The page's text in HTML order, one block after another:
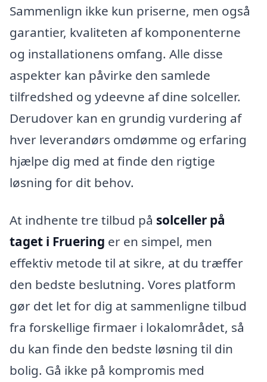
Sammenlign ikke kun priserne, men også
garantier, kvaliteten af komponenterne
og installationens omfang. Alle disse
aspekter kan påvirke den samlede
tilfredshed og ydeevne af dine solceller.
Derudover kan en grundig vurdering af
hver leverandørs omdømme og erfaring
hjælpe dig med at finde den rigtige
løsning for dit behov.
At indhente tre tilbud på solceller på
taget i Fruering er en simpel, men
effektiv metode til at sikre, at du træffer
den bedste beslutning. Vores platform
gør det let for dig at sammenligne tilbud
fra forskellige firmaer i lokalområdet, så
du kan finde den bedste løsning til din
bolig. Gå ikke på kompromis med